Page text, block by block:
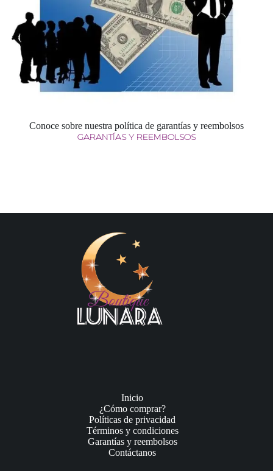
Conoce sobre nuestra política de garantías y reembolsos
GARANTÍAS Y REEMBOLSOS
Inicio
¿Cómo comprar?
Políticas de privacidad
Términos y condiciones
Garantías y reembolsos
Contáctanos